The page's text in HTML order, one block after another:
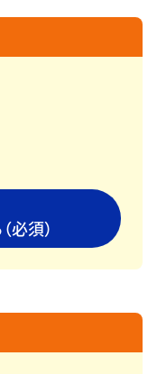
必須）